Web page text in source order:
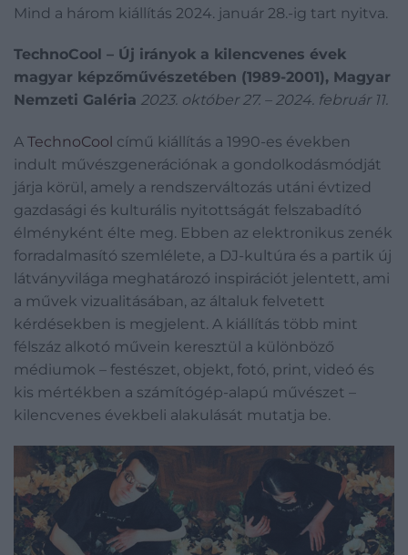
Mind a három kiállítás 2024. január 28.-ig tart nyitva.
TechnoCool – Új irányok a kilencvenes évek
magyar képzőművészetében (1989-2001), Magyar
Nemzeti Galéria 2023. október 27. – 2024. február 11.
A TechnoCool című kiállítás a 1990-es években
indult művészgenerációnak a gondolkodásmódját
járja körül, amely a rendszerváltozás utáni évtized
gazdasági és kulturális nyitottságát felszabadító
élményként élte meg. Ebben az elektronikus zenék
forradalmasító szemlélete, a DJ-kultúra és a partik új
látványvilága meghatározó inspirációt jelentett, ami
a művek vizualitásában, az általuk felvetett
kérdésekben is megjelent. A kiállítás több mint
félszáz alkotó művein keresztül a különböző
médiumok – festészet, objekt, fotó, print, videó és
kis mértékben a számítógép-alapú művészet –
kilencvenes évekbeli alakulását mutatja be.